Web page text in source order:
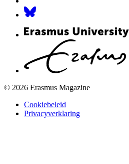
© 2026 Erasmus Magazine
Cookiebeleid
Privacyverklaring